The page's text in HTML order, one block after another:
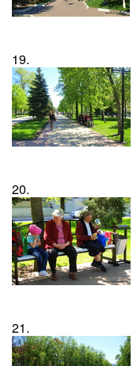
19.
20.
21.